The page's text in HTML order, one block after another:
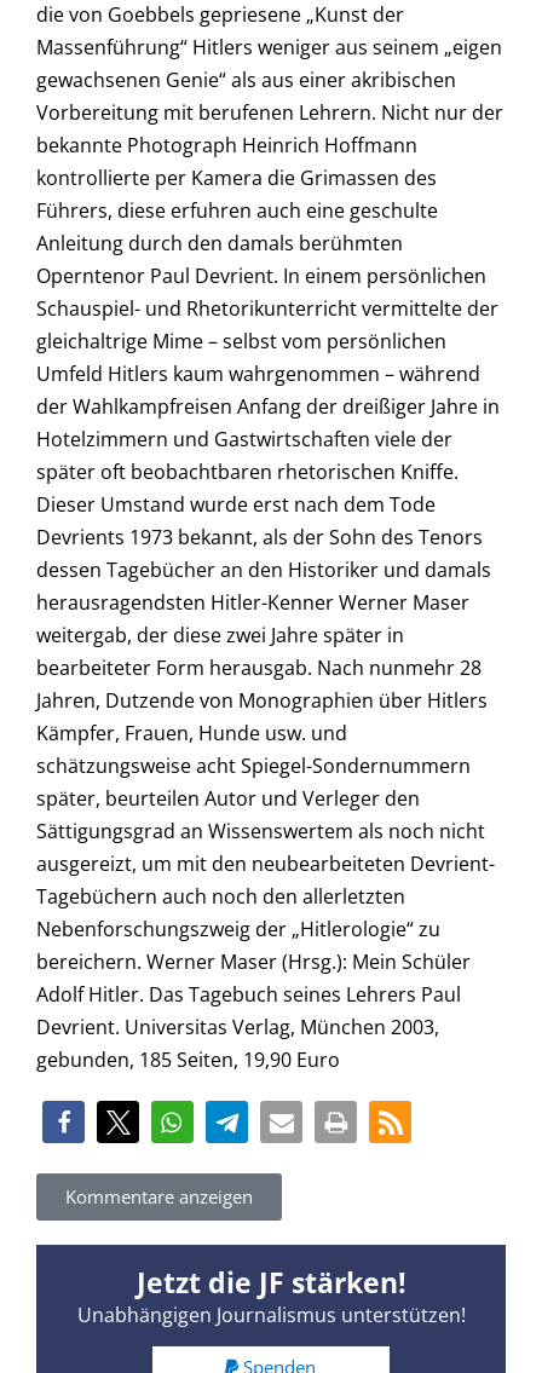
die von Goebbels gepriesene „Kunst der
Massenführung“ Hitlers weniger aus seinem „eigen
gewachsenen Genie“ als aus einer akribischen
Vorbereitung mit berufenen Lehrern. Nicht nur der
bekannte Photograph Heinrich Hoffmann
kontrollierte per Kamera die Grimassen des
Führers, diese erfuhren auch eine geschulte
Anleitung durch den damals berühmten
Operntenor Paul Devrient. In einem persönlichen
Schauspiel- und Rhetorikunterricht vermittelte der
gleichaltrige Mime – selbst vom persönlichen
Umfeld Hitlers kaum wahrgenommen – während
der Wahlkampfreisen Anfang der dreißiger Jahre in
Hotelzimmern und Gastwirtschaften viele der
später oft beobachtbaren rhetorischen Kniffe.
Dieser Umstand wurde erst nach dem Tode
Devrients 1973 bekannt, als der Sohn des Tenors
dessen Tagebücher an den Historiker und damals
herausragendsten Hitler-Kenner Werner Maser
weitergab, der diese zwei Jahre später in
bearbeiteter Form herausgab. Nach nunmehr 28
Jahren, Dutzende von Monographien über Hitlers
Kämpfer, Frauen, Hunde usw. und
schätzungsweise acht Spiegel-Sondernummern
später, beurteilen Autor und Verleger den
Sättigungsgrad an Wissenswertem als noch nicht
ausgereizt, um mit den neubearbeiteten Devrient-
Tagebüchern auch noch den allerletzten
Nebenforschungszweig der „Hitlerologie“ zu
bereichern. Werner Maser (Hrsg.): Mein Schüler
Adolf Hitler. Das Tagebuch seines Lehrers Paul
Devrient. Universitas Verlag, München 2003,
gebunden, 185 Seiten, 19,90 Euro
Kommentare anzeigen
Jetzt die JF stärken!
Unabhängigen Journalismus unterstützen!
Spenden